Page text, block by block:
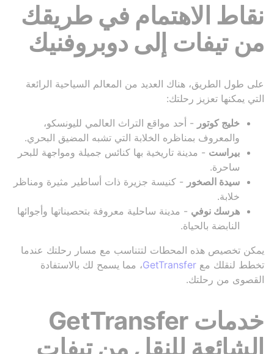
نقاط الاهتمام في طريقك
من تيفات إلى دوبروفنيك
على طول الطريق، هناك العديد من المعالم السياحية الرائعة
التي يمكنها تعزيز رحلتك:
خليج كوتور - أحد مواقع التراث العالمي لليونسكو،
والمعروف بمناظره الخلابة التي تشبه المضيق البحري.
بيراست - مدينة تاريخية بها كنائس جميلة ومواجهة للبحر
ساحرة.
سيدة الصخور - كنيسة جزيرة ذات أساطير مثيرة ومناظر
خلابة.
هرسك نوفي - مدينة ساحلية معروفة بتحصيناتها وأجوائها
النابضة بالحياة.
يمكن تخصيص هذه المحطات لتتناسب مع مسار رحلتك عندما
تخطط لنقلك مع GetTransfer، مما يسمح لك بالاستفادة
القصوى من رحلتك.
خدمات GetTransfer
الشائعة للنقل من تيفات